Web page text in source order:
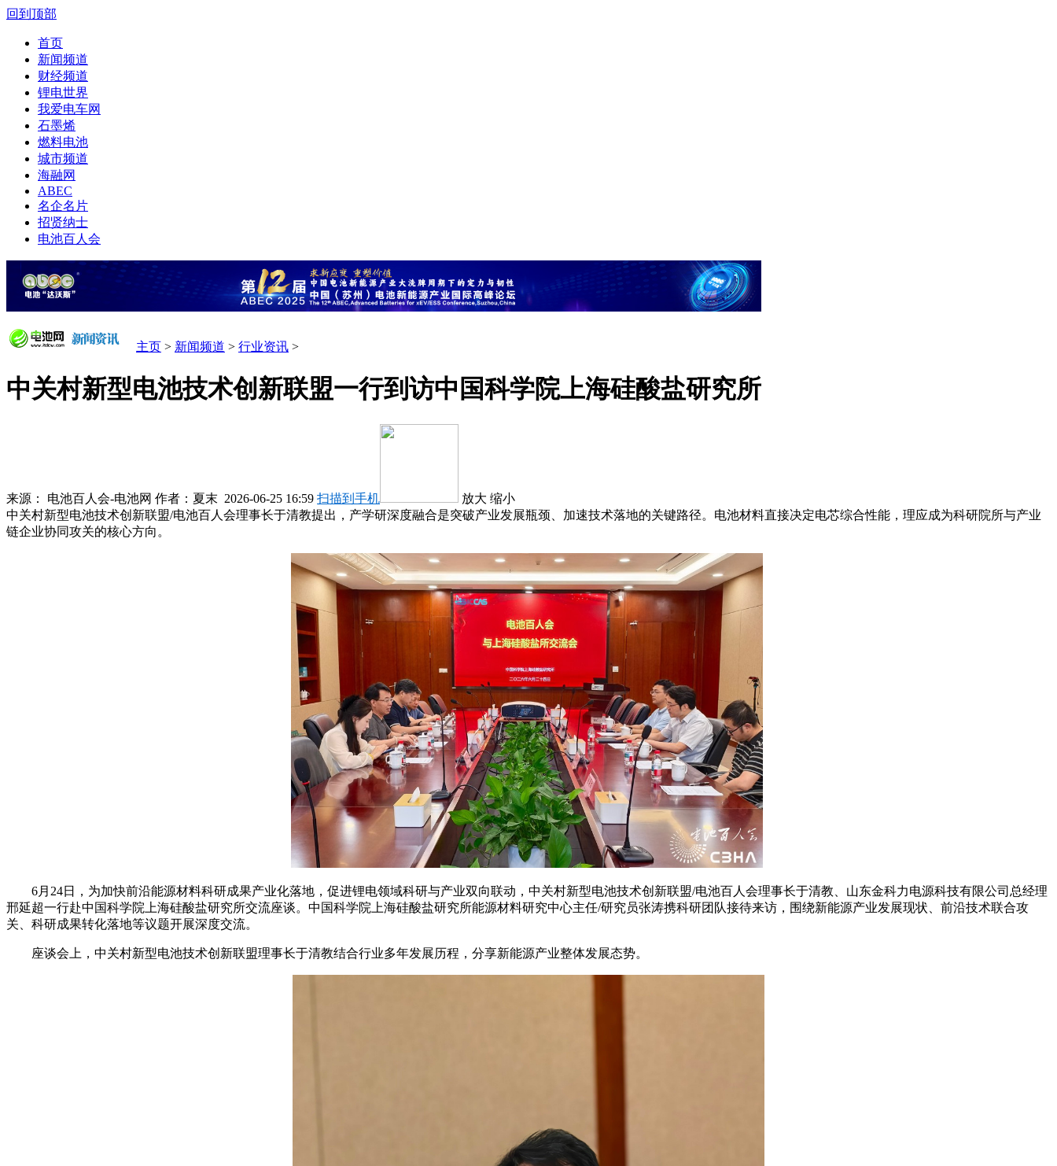
回到顶部
首页
新闻频道
财经频道
锂电世界
我爱电车网
石墨烯
燃料电池
城市频道
海融网
ABEC
名企名片
招贤纳士
电池百人会
主页 > 新闻频道 > 行业资讯 >
中关村新型电池技术创新联盟一行到访中国科学院上海硅酸盐研究所
来源： 电池百人会-电池网 作者： 夏末 2026-06-25 16:59 扫描到手机 放大 缩小
中关村新型电池技术创新联盟/电池百人会理事长于清教提出，产学研深度融合是突破产业发展瓶颈、加速技术落地的关键路径。电池材料直接决定电芯综合性能，理应成为科研院所与产业
链企业协同攻关的核心方向。
6月24日，为加快前沿能源材料科研成果产业化落地，促进锂电领域科研与产业双向联动，中关村新型电池技术创新联盟/电池百人会理事长于清教、山东金科力电源科技有限公司总经理
邢延超一行赴中国科学院上海硅酸盐研究所交流座谈。中国科学院上海硅酸盐研究所能源材料研究中心主任/研究员张涛携科研团队接待来访，围绕新能源产业发展现状、前沿技术联合攻
关、科研成果转化落地等议题开展深度交流。
座谈会上，中关村新型电池技术创新联盟理事长于清教结合行业多年发展历程，分享新能源产业整体发展态势。